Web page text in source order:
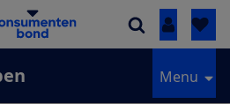
Inloggen
Menu